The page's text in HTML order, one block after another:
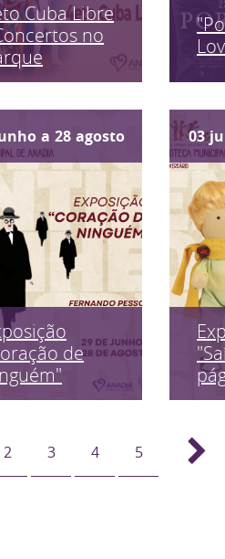
Cuba Libre
no
a 28 agosto
de
03
2 3 4 5